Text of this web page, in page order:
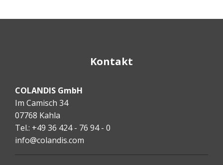
Kontakt
COLANDIS GmbH
Im Camisch 34
07768 Kahla
Tel.: +49 36 424 - 76 94 - 0
info@colandis.com